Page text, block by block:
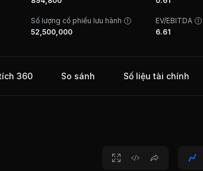
và
Số lượng cổ phiếu lưu hành
52,500,000
EV/EBITDA
6.61
360 So sánh Số liệu tài chính